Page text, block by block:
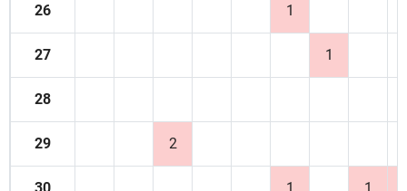
26 1
27 1
28
29 2